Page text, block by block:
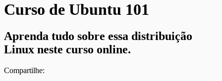
Curso de Ubuntu 101
Aprenda tudo sobre essa distribuição
Linux neste curso online.
Compartilhe: